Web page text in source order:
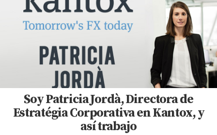
Soy Patricia Jordà, Directora de
Estratégia Corporativa en Kantox, y
así trabajo